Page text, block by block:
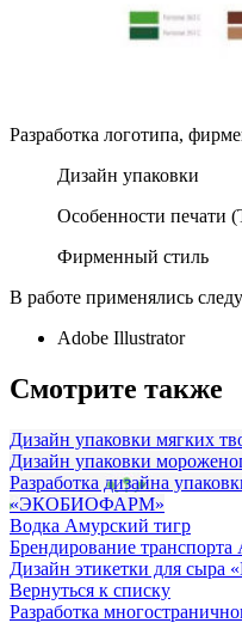
Разработка логотипа,
Дизайн упаковки
Особенности печати
Фирменный стиль
В работе применялись
Adobe Illustrator
Смотрите также
Дизайн упаковки мягких
Дизайн упаковки
Разработка дизайна
«ЭКОБИОФАРМ»
Водка Амурский тигр
Брендирование транспорта
Дизайн этикетки для сыра
Вернуться к списку
Разработка